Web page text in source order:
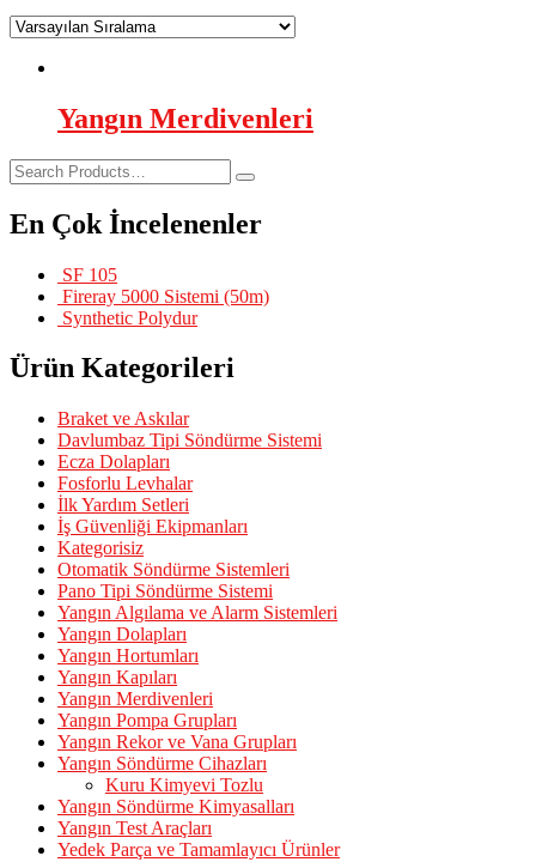
Yangın Merdivenleri
En Çok İncelenenler
SF 105
Fireray 5000 Sistemi (50m)
Synthetic Polydur
Ürün Kategorileri
Braket ve Askılar
Davlumbaz Tipi Söndürme Sistemi
Ecza Dolapları
Fosforlu Levhalar
İlk Yardım Setleri
İş Güvenliği Ekipmanları
Kategorisiz
Otomatik Söndürme Sistemleri
Pano Tipi Söndürme Sistemi
Yangın Algılama ve Alarm Sistemleri
Yangın Dolapları
Yangın Hortumları
Yangın Kapıları
Yangın Merdivenleri
Yangın Pompa Grupları
Yangın Rekor ve Vana Grupları
Yangın Söndürme Cihazları
Kuru Kimyevi Tozlu
Yangın Söndürme Kimyasalları
Yangın Test Araçları
Yedek Parça ve Tamamlayıcı Ürünler